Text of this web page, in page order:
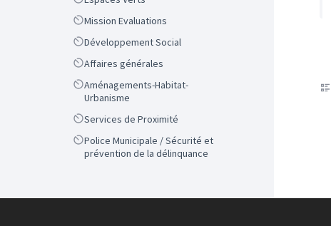
ScopeMission Evaluations
ScopeDéveloppement Social
ScopeAffaires générales
Scope
Aménagements-Habitat-
Urbanisme
ScopeServices de Proximité
Scope
Police Municipale / Sécurité et
prévention de la délinquance